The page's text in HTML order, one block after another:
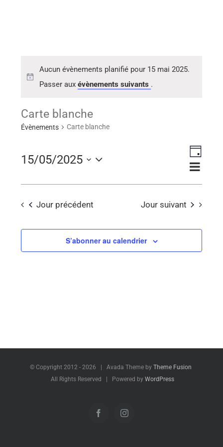
Aucun évènements planifié pour 15 mai 2025.
Passer aux évènements suivants .
Carte blanche
Évènements Carte blanche
par
de
vues
Jour
15/05/2025
une
date.
Jour précédent Jour suivant
S’abonner au calendrier
© Copyright 2012 - 2026 | Avada Theme by Theme Fusion
All Rights Reserved | Powered by WordPress
FacebookInstagram